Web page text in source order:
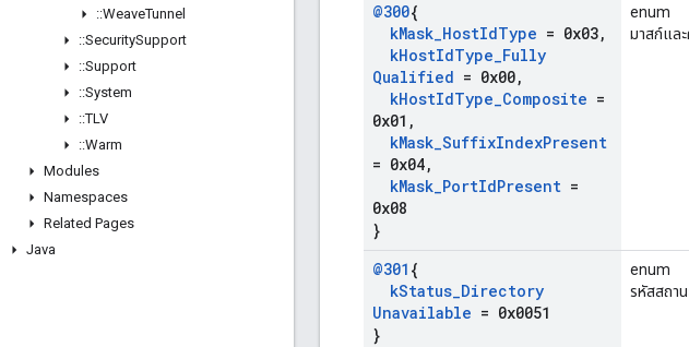
::WeaveTunnel
::SecuritySupport
::Support
::System
::TLV
::Warm
Modules
Namespaces
Related Pages
Java
@300{
kMask_HostIdType = 0x03,
kHostIdType_Fully
Qualified = 0x00,
kHostIdType_Composite =
0x01 ,
kMask_SuffixIndexPresent
= 0x04,
kMask_PortIdPresent =
0x08
}
enum
มาสก์แล
@301 {
kStatus_Directory
Unavailable = 0x0051
}
enum
รหัสสถาน